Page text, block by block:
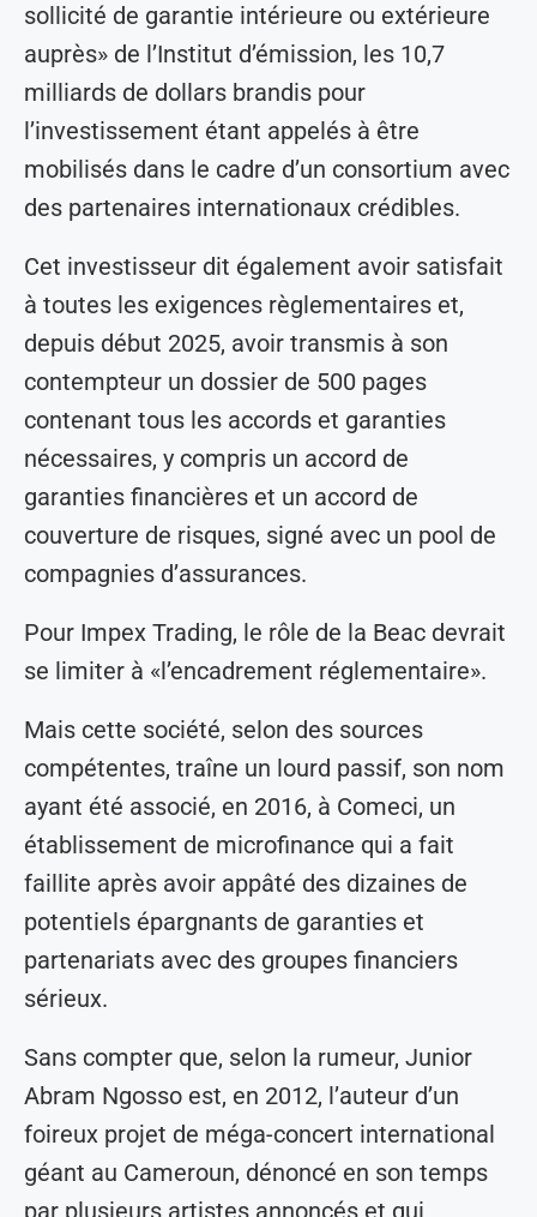
sollicité de garantie intérieure ou extérieure
auprès» de l’Institut d’émission, les 10,7
milliards de dollars brandis pour
l’investissement étant appelés à être
mobilisés dans le cadre d’un consortium avec
des partenaires internationaux crédibles.
Cet investisseur dit également avoir satisfait
à toutes les exigences règlementaires et,
depuis début 2025, avoir transmis à son
contempteur un dossier de 500 pages
contenant tous les accords et garanties
nécessaires, y compris un accord de
garanties financières et un accord de
couverture de risques, signé avec un pool de
compagnies d’assurances.
Pour Impex Trading, le rôle de la Beac devrait
se limiter à «l’encadrement réglementaire».
Mais cette société, selon des sources
compétentes, traîne un lourd passif, son nom
ayant été associé, en 2016, à Comeci, un
établissement de microfinance qui a fait
faillite après avoir appâté des dizaines de
potentiels épargnants de garanties et
partenariats avec des groupes financiers
sérieux.
Sans compter que, selon la rumeur, Junior
Abram Ngosso est, en 2012, l’auteur d’un
foireux projet de méga-concert international
géant au Cameroun, dénoncé en son temps